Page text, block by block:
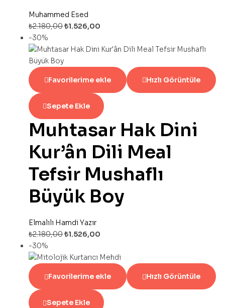
Muhammed Esed
₺2.180,00₺1.526,00
-30%
Favorilerime ekle Hızlı Görüntüle
Sepete Ekle
Muhtasar Hak Dini
Kur’ân Dili Meal
Tefsir Mushaflı
Büyük Boy
Elmalılı Hamdi Yazır
₺2.180,00₺1.526,00
-30%
Favorilerime ekle Hızlı Görüntüle
Sepete Ekle